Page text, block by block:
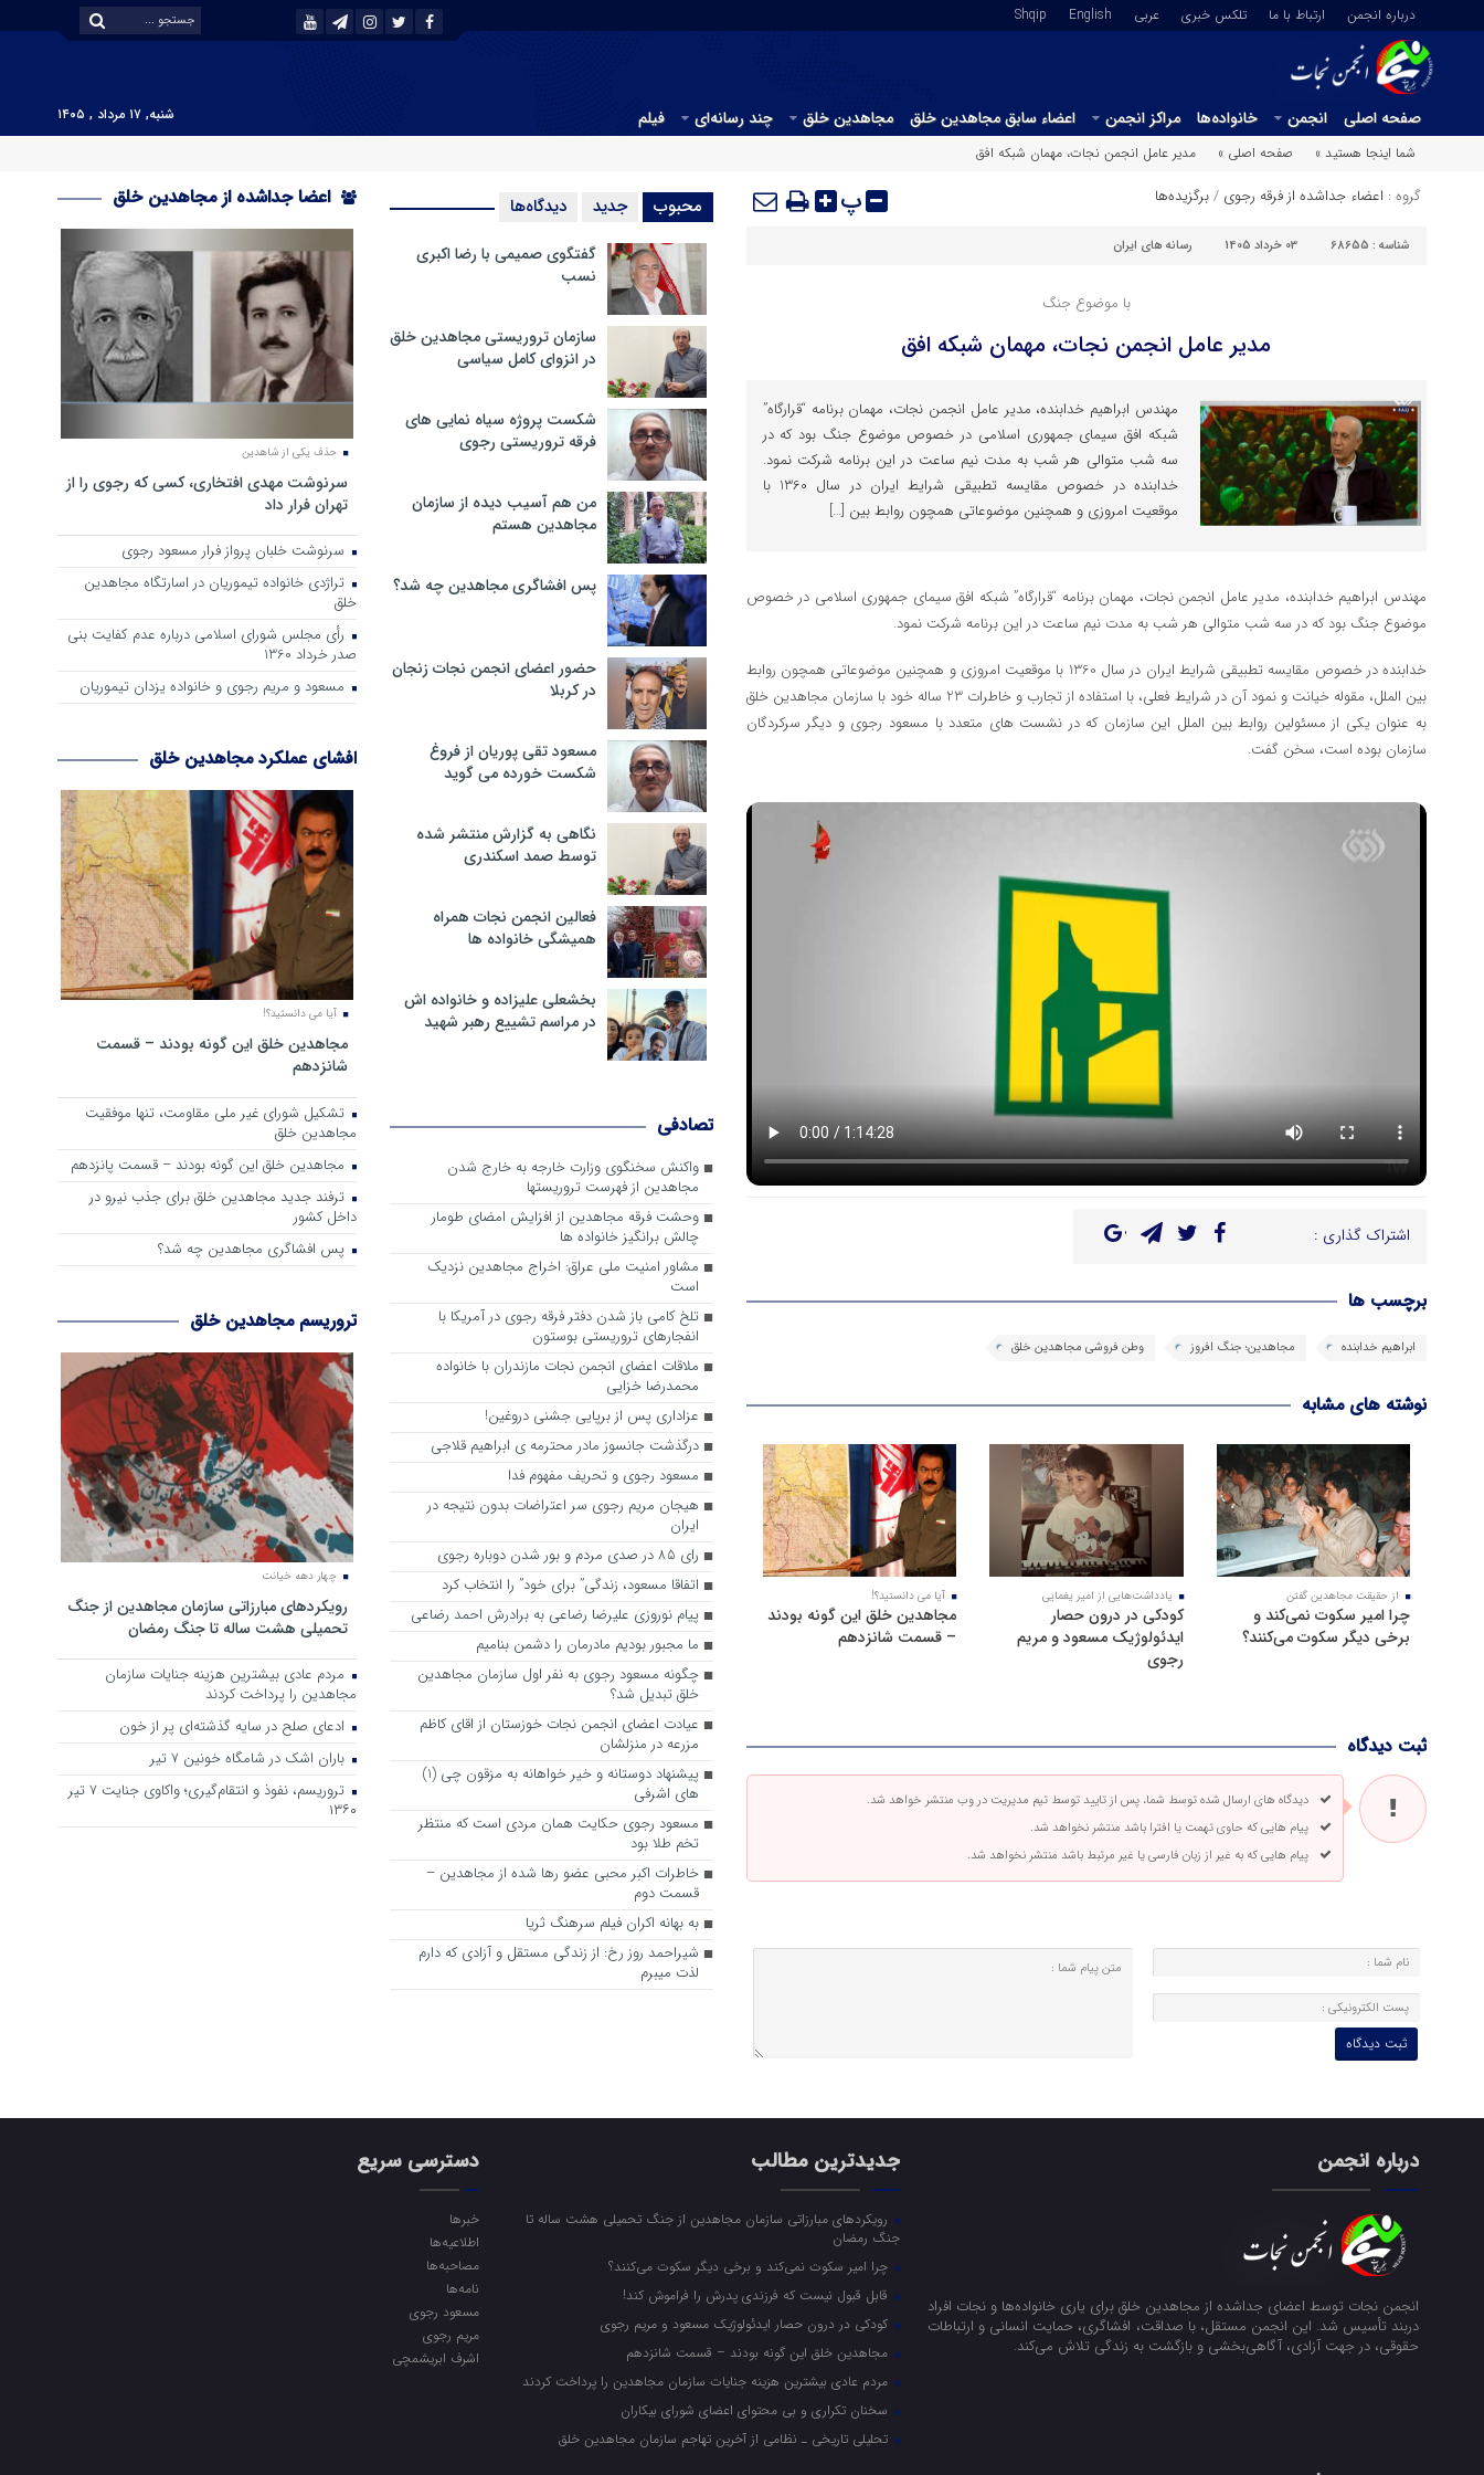
درباره انجمن ارتباط با ما تلکس خبری عربي English
Shqip
صفحه اصلی انجمن خانواده‌ها مراکز انجمن اعضاء سابق مجاهدین خلق مجاهدین خلق چند رسانه‌ای فیلم
شنبه, ۱۷ مرداد , ۱۴۰۵
شما اینجا هستید »
صفحه اصلی » مدیر عامل انجمن نجات، مهمان شبکه افق
گروه : اعضاء جداشده از فرقه رجوی /برگزیده‌ها پ
شناسه : 68655 03 خرداد 1405 رسانه های ایران
با موضوع جنگ
مدیر عامل انجمن نجات، مهمان شبکه افق
مهندس ابراهیم خدابنده، مدیر عامل انجمن نجات، مهمان برنامه “قرارگاه”
شبکه افق سیمای جمهوری اسلامی در خصوص موضوع جنگ بود که در
سه شب متوالی هر شب به مدت نیم ساعت در این برنامه شرکت نمود.
خدابنده در خصوص مقایسه تطبیقی شرایط ایران در سال 1360 با
موقعیت امروزی و همچنین موضوعاتی همچون روابط بین […]
مهندس ابراهیم خدابنده، مدیر عامل انجمن نجات، مهمان برنامه “قرارگاه” شبکه افق سیمای جمهوری اسلامی در خصوص
موضوع جنگ بود که در سه شب متوالی هر شب به مدت نیم ساعت در این برنامه شرکت نمود.
خدابنده در خصوص مقایسه تطبیقی شرایط ایران در سال 1360 با موقعیت امروزی و همچنین موضوعاتی همچون روابط
بین الملل، مقوله خیانت و نمود آن در شرایط فعلی، با استفاده از تجارب و خاطرات 23 ساله خود با سازمان مجاهدین خلق
به عنوان یکی از مسئولین روابط بین الملل این سازمان که در نشست های متعدد با مسعود رجوی و دیگر سرکردگان
سازمان بوده است، سخن گفت.
اشتراک گذاری :
برچسب ها
ابراهیم خدابنده مجاهدین؛ جنگ افروز وطن فروشی مجاهدین خلق
نوشته های مشابه
از حقیقت مجاهدین گفتن
چرا امیر سکوت نمی‌کند و
برخی دیگر سکوت می‌کنند؟
یادداشت‌هایی از امیر یغمایی
کودکی در درون حصار
ایدئولوژیک مسعود و مریم
رجوی
آیا می دانستید؟!
مجاهدین خلق این گونه بودند
– قسمت شانزدهم
ثبت دیدگاه
دیدگاه های ارسال شده توسط شما، پس از تایید توسط تیم مدیریت در وب منتشر خواهد شد.
پیام هایی که حاوی تهمت یا افترا باشد منتشر نخواهد شد.
پیام هایی که به غیر از زبان فارسی یا غیر مرتبط باشد منتشر نخواهد شد.
محبوب جدید دیدگاه‌ها
گفتگوی صمیمی با رضا اکبری
نسب
سازمان تروریستی مجاهدین خلق
در انزوای کامل سیاسی
شکست پروژه سیاه نمایی های
فرقه تروریستی رجوی
من هم آسیب دیده از سازمان
مجاهدین هستم
پس افشاگری مجاهدین چه شد؟
حضور اعضای انجمن نجات زنجان
در کربلا
مسعود تقی پوریان از فروغ
شکست خورده می گوید
نگاهی به گزارش منتشر شده
توسط صمد اسکندری
فعالین انجمن نجات همراه
همیشگی خانواده ها
بخشعلی علیزاده و خانواده اش
در مراسم تشییع رهبر شهید
تصادفی
واکنش سخنگوی وزارت خارجه به خارج شدن
مجاهدین از فهرست تروریستها
وحشت فرقه مجاهدین از افزایش امضای طومار
چالش برانگیز خانواده ها
مشاور امنیت ملی عراق: اخراج مجاهدین نزدیک
است
تلخ کامی باز شدن دفتر فرقه رجوی در آمریکا با
انفجارهای تروریستی بوستون
ملاقات اعضای انجمن نجات مازندران با خانواده
محمدرضا خزایی
عزاداری پس از برپایی جشنی دروغین!
درگذشت جانسوز مادر محترمه ی ابراهیم قلاجی
مسعود رجوی و تحریف مفهوم فدا
هیجان مریم رجوی سر اعتراضات بدون نتیجه در
ایران
رای 85 در صدی مردم و بور شدن دوباره رجوی
اتفاقا مسعود، زندگی” برای خود” را انتخاب کرد
پیام نوروزی علیرضا رضاعی به برادرش احمد رضاعی
ما مجبور بودیم مادرمان را دشمن بنامیم
چگونه مسعود رجوی به نفر اول سازمان مجاهدین
خلق تبدیل شد؟
عیادت اعضای انجمن نجات خوزستان از اقای کاظم
مزرعه در منزلشان
پیشنهاد دوستانه و خیر خواهانه به مزقون چی (1)
های اشرفی
مسعود رجوی حکایت همان مردی است که منتظر
تخم طلا بود
خاطرات اکبر محبی عضو رها شده از مجاهدین –
قسمت دوم
به ‌بهانه اکران فیلم سرهنگ ثریا
شیراحمد روز رخ: از زندگی مستقل و آزادی که دارم
لذت میبرم
اعضا جداشده از مجاهدین خلق
حذف یکی از شاهدین
سرنوشت مهدی افتخاری، کسی که رجوی را از
تهران فرار داد
سرنوشت خلبان پرواز فرار مسعود رجوی
تراژدی خانواده تیموریان در اسارتگاه مجاهدین
خلق
رأی مجلس شورای اسلامی درباره عدم كفایت بنی
صدر خرداد 1360
مسعود و مریم رجوی و خانواده یزدان تیموریان
افشای عملکرد مجاهدین خلق
آیا می دانستید؟!
مجاهدین خلق این گونه بودند – قسمت
شانزدهم
تشکیل شورای غیر ملی مقاومت، تنها موفقیت
مجاهدین خلق
مجاهدین خلق این گونه بودند – قسمت پانزدهم
ترفند جدید مجاهدین خلق برای جذب نیرو در
داخل کشور
پس افشاگری مجاهدین چه شد؟
تروریسم مجاهدین خلق
چهار دهه خیانت
رویکرد‌های مبارزاتی سازمان مجاهدین از جنگ
تحمیلی هشت ساله تا جنگ رمضان
مردم عادی بیشترین هزینه جنایات سازمان
مجاهدین را پرداخت کردند
ادعای صلح در سایه گذشته‌ای پر از خون
باران اشک در شامگاه خونین 7 تیر
تروریسم، نفوذ و انتقام‌گیری؛ واکاوی جنایت ۷ تیر
۱۳۶۰
درباره انجمن
انجمن نجات توسط اعضای جداشده از مجاهدین خلق برای یاری خانواده‌ها و نجات افراد
دربند تأسیس شد. این انجمن مستقل، با صداقت، افشاگری، حمایت انسانی و ارتباطات
حقوقی، در جهت آزادی، آگاهی‌بخشی و بازگشت به زندگی تلاش می‌کند.
جدیدترین مطالب
رویکرد‌های مبارزاتی سازمان مجاهدین از جنگ تحمیلی هشت ساله تا
جنگ رمضان
چرا امیر سکوت نمی‌کند و برخی دیگر سکوت می‌کنند؟
قابل قبول نیست که فرزندی پدرش را فراموش کند!
کودکی در درون حصار ایدئولوژیک مسعود و مریم رجوی
مجاهدین خلق این گونه بودند – قسمت شانزدهم
مردم عادی بیشترین هزینه جنایات سازمان مجاهدین را پرداخت کردند
سخنان تکراری و بی محتوای اعضای شورای بیکاران
تحلیلی تاریخی ـ نظامی از آخرین تهاجم سازمان مجاهدین خلق
دسترسی سریع
خبرها
اطلاعیه‌ها
مصاحبه‌ها
نامه‌ها
مسعود رجوی
مریم رجوی
اشرف ابریشمچی